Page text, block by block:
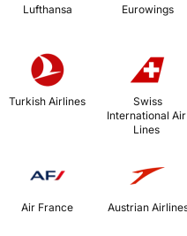
Lufthansa Eurowings
Turkish Airlines
International Air
Lines
Air France